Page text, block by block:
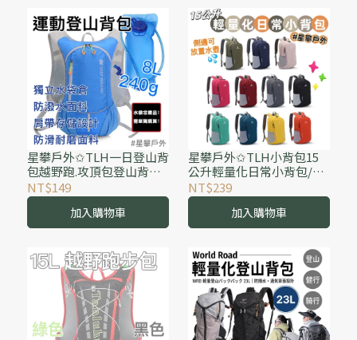
星攀戶外✩TLH一日登山背
包越野跑.攻頂包登山背包
輕便運動跑步包/馬拉松騎
車越野背包.水袋背包.戶外
登山小背包#697
NT$149
加入購物車
星攀戶外✩TLH小背包15
公升輕量化日常小背包/單
日郊遊包/增加水壺倉/旅行
包.輕量防水輕便旅遊包.學
生書包#602輕量
NT$239
加入購物車